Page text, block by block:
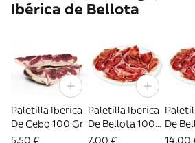
Ibérica de Bellota
Paletilla Iberica
De Cebo 100 Gr
5,50 €
Paletilla Iberica
De Bellota 100
Gr
7,00 €
De
Gr
14,00